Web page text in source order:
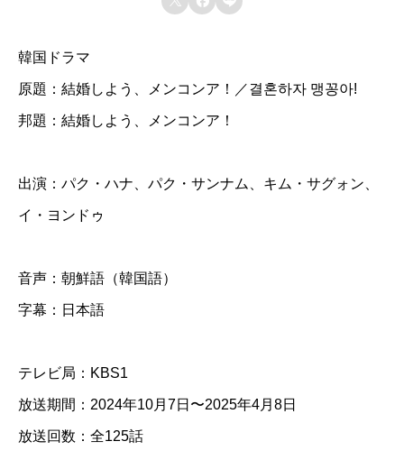
結
よ
う
メ
話
韓国ドラマ
原題：結婚しよう、メンコンア！／결혼하자 맹꽁아!
邦題：結婚しよう、メンコンア！
出演：パク・ハナ、パク・サンナム、キム・サグォン、
イ・ヨンドゥ
音声：朝鮮語（韓国語）
字幕：日本語
テレビ局：KBS1
放送期間：2024年10月7日〜2025年4月8日
放送回数：全125話